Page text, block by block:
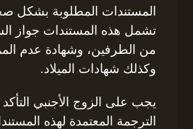
المستندات المطلوبة بشكل
تشمل هذه المستندات جواز
من الطرفين، وشهادة عدم
وكذلك شهادات الميلاد.
يجب على الزوج الأجنبي
الترجمة المعتمدة لهذه